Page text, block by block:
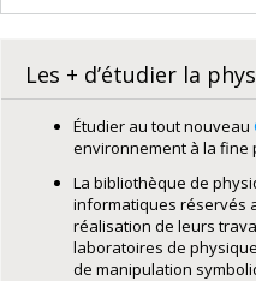
Les + d’étudier la
Étudier au tout nouveau
environnement à la fine
La bibliothèque de
informatiques réservés
réalisation de leurs
laboratoires de
de manipulation